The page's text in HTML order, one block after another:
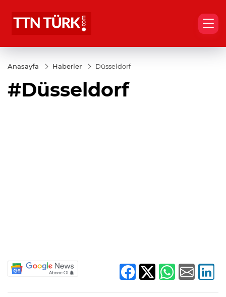
Anasayfa Haberler Düsseldorf
#Düsseldorf